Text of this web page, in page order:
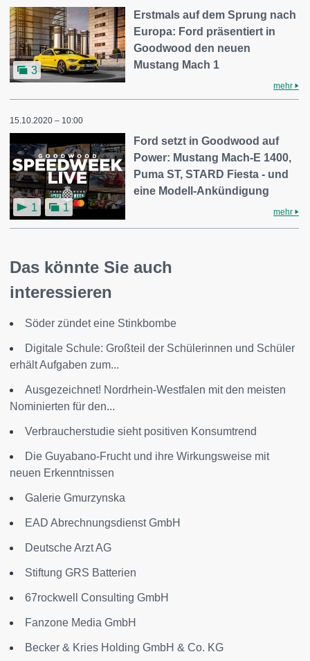
3
Erstmals auf dem Sprung nach
Europa: Ford präsentiert in
Goodwood den neuen
Mustang Mach 1
mehr
15.10.2020 – 10:00
1 1
Ford setzt in Goodwood auf
Power: Mustang Mach-E 1400,
Puma ST, STARD Fiesta - und
eine Modell-Ankündigung
mehr
Das könnte Sie auch
interessieren
Söder zündet eine Stinkbombe
Digitale Schule: Großteil der Schülerinnen und Schüler
erhält Aufgaben zum...
Ausgezeichnet! Nordrhein-Westfalen mit den meisten
Nominierten für den...
Verbraucherstudie sieht positiven Konsumtrend
Die Guyabano-Frucht und ihre Wirkungsweise mit
neuen Erkenntnissen
Galerie Gmurzynska
EAD Abrechnungsdienst GmbH
Deutsche Arzt AG
Stiftung GRS Batterien
67rockwell Consulting GmbH
Fanzone Media GmbH
Becker & Kries Holding GmbH & Co. KG